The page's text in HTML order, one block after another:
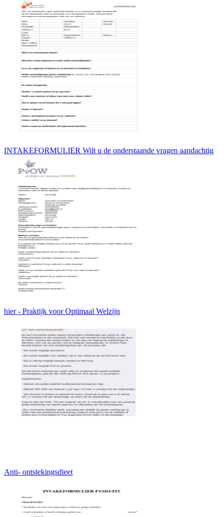
INTAKEFORMULIER Wilt u de onderstaande vragen aandachtig
hier - Praktijk voor Optimaal Welzijn
Anti- ontstekingsdieet